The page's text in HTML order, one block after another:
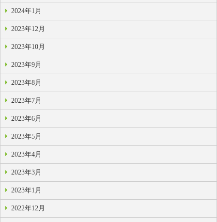
2024年1月
2023年12月
2023年10月
2023年9月
2023年8月
2023年7月
2023年6月
2023年5月
2023年4月
2023年3月
2023年1月
2022年12月